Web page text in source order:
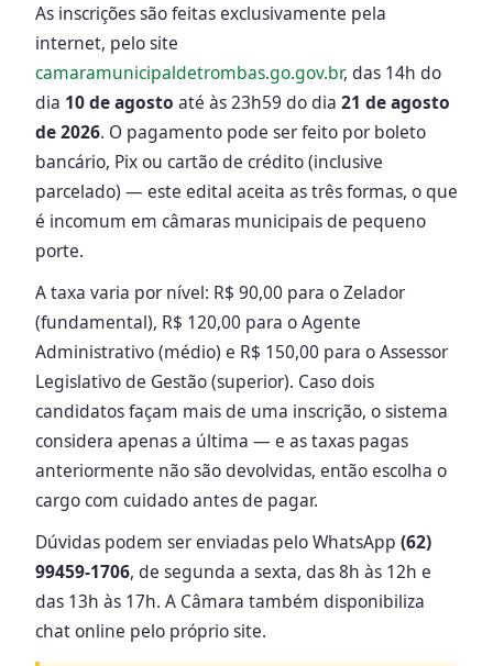
As inscrições são feitas exclusivamente pela
internet, pelo site
camaramunicipaldetrombas.go.gov.br, das 14h do
dia 10 de agosto até às 23h59 do dia 21 de agosto
de 2026. O pagamento pode ser feito por boleto
bancário, Pix ou cartão de crédito (inclusive
parcelado) — este edital aceita as três formas, o que
é incomum em câmaras municipais de pequeno
porte.
A taxa varia por nível: R$ 90,00 para o Zelador
(fundamental), R$ 120,00 para o Agente
Administrativo (médio) e R$ 150,00 para o Assessor
Legislativo de Gestão (superior). Caso dois
candidatos façam mais de uma inscrição, o sistema
considera apenas a última — e as taxas pagas
anteriormente não são devolvidas, então escolha o
cargo com cuidado antes de pagar.
Dúvidas podem ser enviadas pelo WhatsApp (62)
99459-1706, de segunda a sexta, das 8h às 12h e
das 13h às 17h. A Câmara também disponibiliza
chat online pelo próprio site.